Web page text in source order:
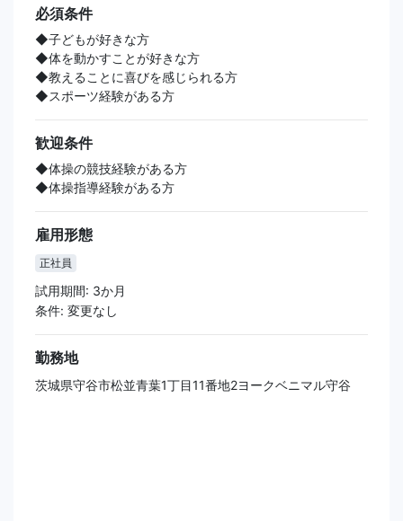
必須条件
◆子どもが好きな方
◆体を動かすことが好きな方
◆教えることに喜びを感じられる方
◆スポーツ経験がある方
歓迎条件
◆体操の競技経験がある方
◆体操指導経験がある方
雇用形態
正社員
試用期間: 3か月
条件: 変更なし
勤務地
茨城県守谷市松並青葉1丁目11番地2ヨークベニマル守谷